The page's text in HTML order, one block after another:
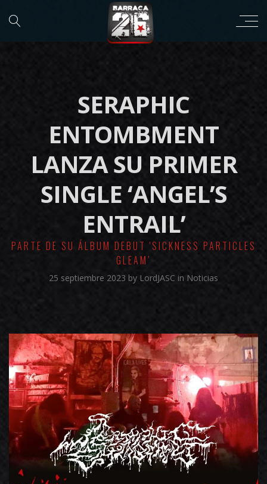
SERAPHIC
ENTOMBMENT
LANZA SU PRIMER
SINGLE ‘ANGEL’S
ENTRAIL’
PARTE DE SU ÁLBUM DEBUT 'SICKNESS PARTICLES
GLEAM’
25 septiembre 2023 by LordJASC in Noticias